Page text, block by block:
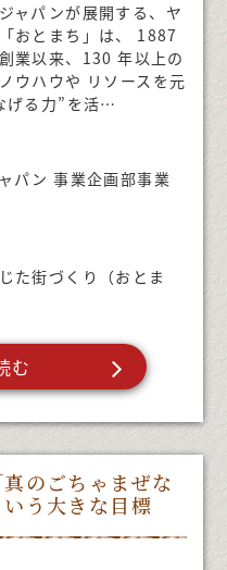
ャパンが展開する、ヤ
おとまち」は、 1887
業以来、130 年以上の
ウハウや リソースを元
げる力”を活…
パン 事業企画部事業
た街づくり（おとま
む
のごちゃまぜな
う大きな目標